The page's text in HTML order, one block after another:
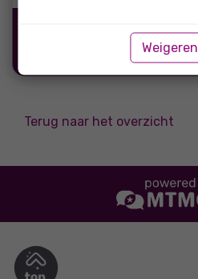
"Ja, ik beveel dit bedrijf
Terug naar het overzicht
Weigeren